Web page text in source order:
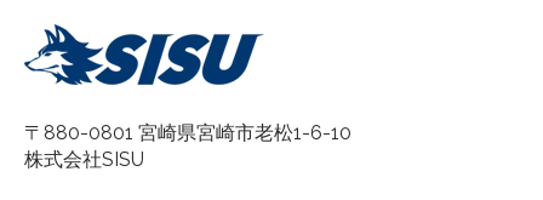
〒880-0801 宮崎県宮崎市老松1-6-10
株式会社SISU